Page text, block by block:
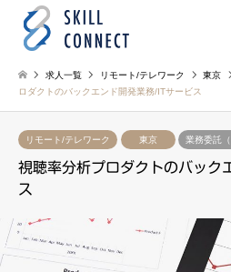
求人一覧 リモート/テレワーク 東京
ロダクトのバックエンド開発業務/ITサービス
リモート/テレワーク 東京 業務委託（
視聴率分析プロダクトのバック
ス